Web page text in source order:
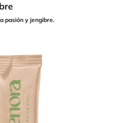
pasión y jengibre.